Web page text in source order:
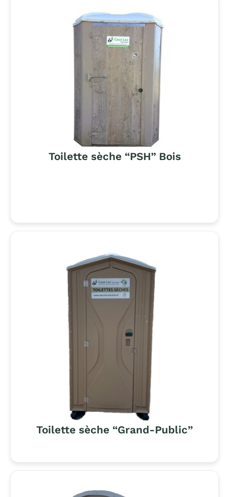
Toilette sèche “PSH” Bois
Toilette sèche “Grand-Public”